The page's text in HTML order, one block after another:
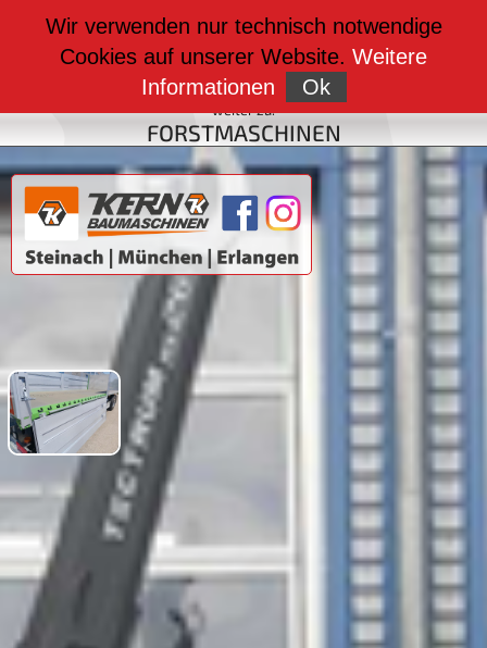
BAUMASCHINEN
weiter zu:
FAHRZEUGBAU
weiter zu:
FORSTMASCHINEN
Wir verwenden nur technisch notwendige
Cookies auf unserer Website. Weitere
Informationen
Ok